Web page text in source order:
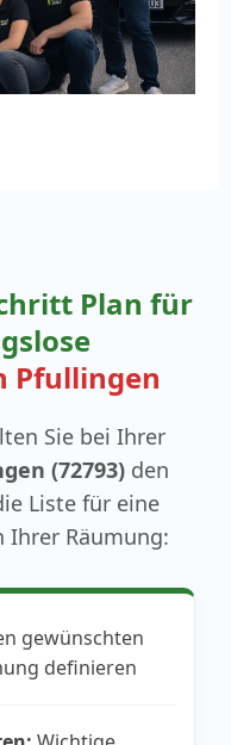
Plan für
Pfullingen
Sie bei Ihrer
(72793)den
Liste für eine
Ihrer Räumung:
gewünschten
definieren